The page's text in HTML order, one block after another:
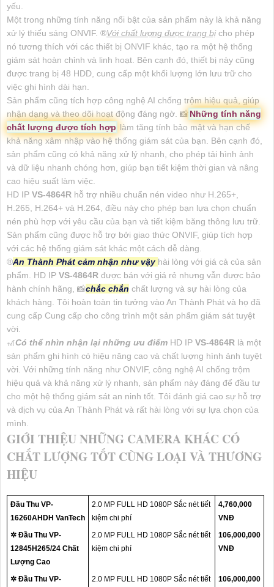
yếu.
Một trong những tính năng nổi bật của sản phẩm này là khả năng
xử lý thiếu sáng ONVIF. ®️Với chất lượng được trang bịcho phép
nó tương thích với các thiết bị ONVIF khác, tạo ra một hệ thống
giám sát hoàn chỉnh và linh hoạt. Bên cạnh đó, thiết bị này cũng
được trang bị 48 HDD, cung cấp một khối lượng lớn lưu trữ cho
việc ghi hình dài hạn.
Sản phẩm cũng tích hợp công nghệ AI chống trộm hiệu quả, giúp
nhận dạng và theo dõi hoạt động đáng ngờ. 📸Những tính năng
chất lượng được tích hợp làm tăng tính bảo mật và hạn chế
khả năng xâm nhập vào hệ thống giám sát của bạn. Bên cạnh đó,
sản phẩm cũng có khả năng xử lý nhanh, cho phép tải hình ảnh
và dữ liệu nhanh chóng hơn, giúp bạn tiết kiệm thời gian và nâng
cao hiệu suất làm việc.
HD IP VS-4864R hỗ trợ nhiều chuẩn nén video như H.265+,
H.265, H.264+ và H.264, điều này cho phép bạn lựa chọn chuẩn
nén phù hợp với yêu cầu của bạn và tiết kiệm băng thông lưu trữ.
Sản phẩm cũng được hỗ trợ bởi giao thức ONVIF, giúp tích hợp
với các hệ thống giám sát khác một cách dễ dàng.
®️An Thành Phát cảm nhận như vậy hài lòng với giá cả của sản
phẩm. HD IP VS-4864R được bán với giá rẻ nhưng vẫn được bảo
hành chính hãng, 📸chắc chắn chất lượng và sự hài lòng của
khách hàng. Tôi hoàn toàn tin tưởng vào An Thành Phát và họ đã
cung cấp Cung cấp cho công trình một sản phẩm giám sát tuyệt
vời.
🎢Có thể nhìn nhận lại những ưu điểm HD IP VS-4864R là một
sản phẩm ghi hình có hiệu năng cao và chất lượng hình ảnh tuyệt
vời. Với những tính năng như ONVIF, công nghệ AI chống trộm
hiệu quả và khả năng xử lý nhanh, sản phẩm này đáng để đầu tư
cho một hệ thống giám sát an ninh tốt. Tôi đánh giá cao sự hỗ trợ
và dịch vụ của An Thành Phát và rất hài lòng với sự lựa chọn của
mình.
GIỚI THIỆU NHỮNG CAMERA KHÁC CÓ
CHẤT LƯỢNG TỐT CÙNG LOẠI VÀ THƯƠNG
HIỆU
Đầu Thu VP-
16260AHDH VanTech
2.0 MP FULL HD 1080P Sắc nét tiết
kiệm chi phí
4,760,000
VNĐ
✲ Đầu Thu VP-
12845H265/24 Chất
Lượng Cao
2.0 MP FULL HD 1080P Sắc nét tiết
kiệm chi phí
106,000,000
VNĐ
✲ Đầu Thu VP-
2.0 MP FULL HD 1080P Sắc nét tiết
106,000,000